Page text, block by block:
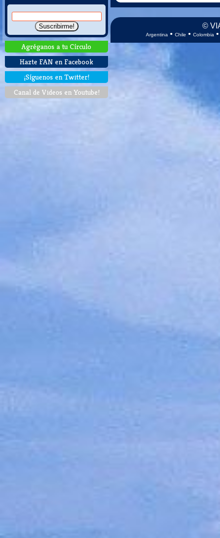
Agréganos a tu Círculo
Hazte FAN en Facebook
¡Síguenos en Twitter!
Canal de Videos en Youtube!
©
Argentina • Chile • Colombia